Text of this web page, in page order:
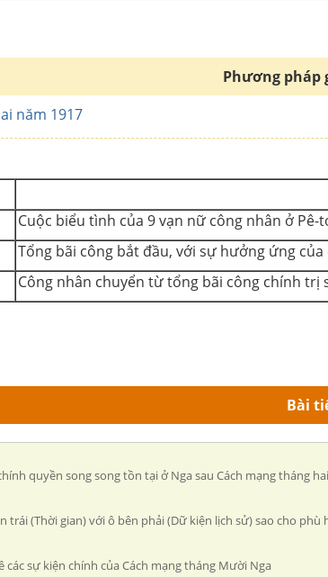
Phương pháp
năm 1917
Cuộc biểu tình của 9 vạn nữ công nhân ở Pê-
Tổng bãi công bắt đầu, với sự hưởng ứng
Công nhân chuyển từ tổng bãi công chính trị
Bài
quyền song song tồn tại ở Nga sau Cách mạng tháng
trái (Thời gian) với ô bên phải (Dữ kiện lịch sử) sao cho phù
các sự kiện chính của Cách mạng tháng Mười Nga